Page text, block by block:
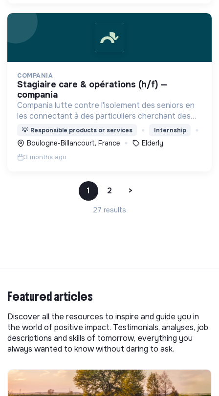
COMPANIA
stagiaire care & opérations (h/f) —
compania
Compania lutte contre l'isolement des seniors en
les connectant à des particuliers cherchant des
services du quotidien. Une plateforme qui recrée
du lien intergénérationnel à chaque mission.
💡 Responsible products or services Internship
Boulogne-Billancourt, France Elderly
3 months ago
1 2 >
27 results
Featured articles
Discover all the resources to inspire and guide you in
the world of positive impact. Testimonials, analyses, job
descriptions and skills of tomorrow, everything you
always wanted to know without daring to ask.